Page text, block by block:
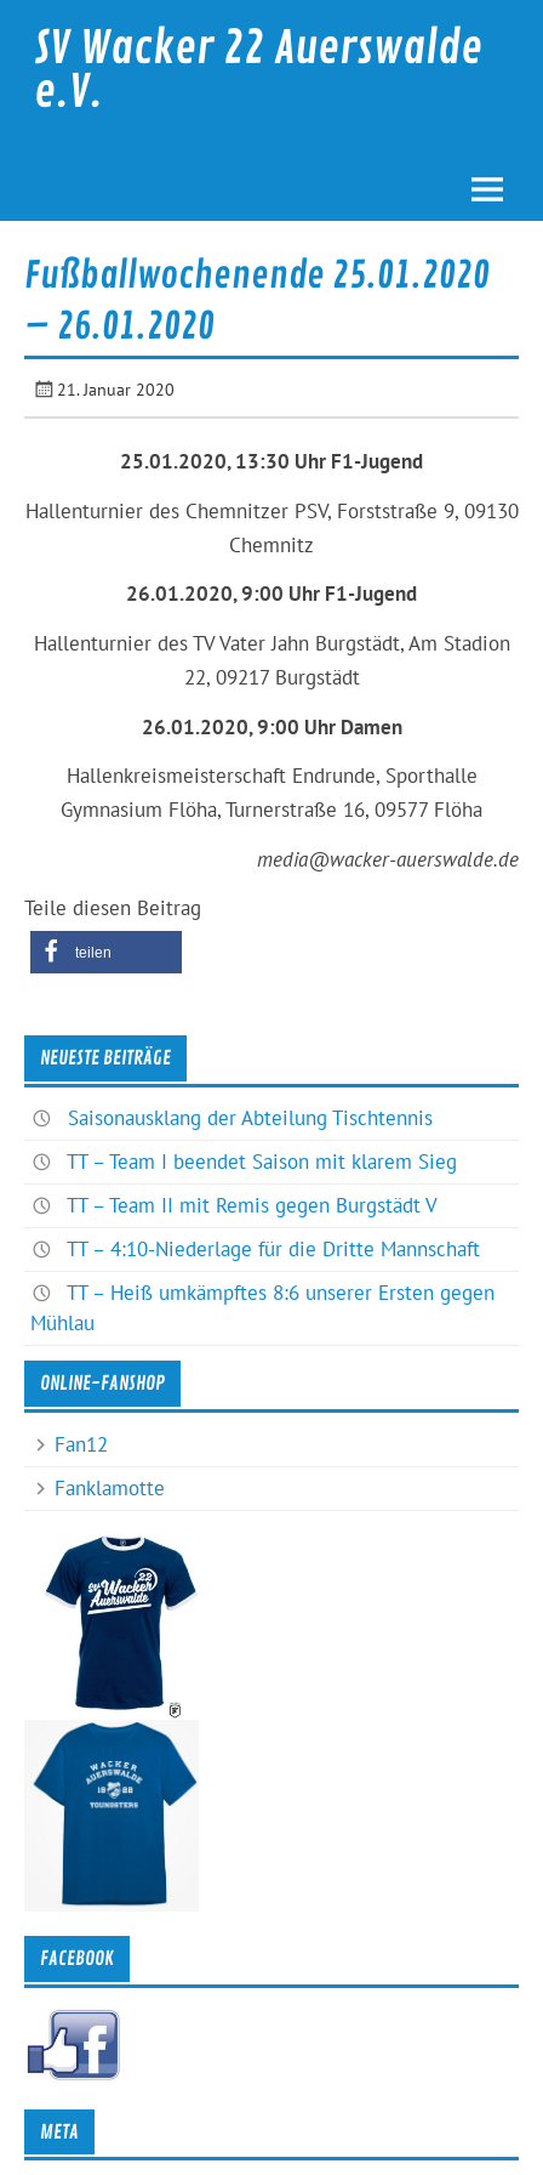
contentSV Wacker 22 Auerswalde
e.V.
Fußballwochenende 25.01.2020
– 26.01.2020
21. Januar 2020
25.01.2020, 13:30 Uhr F1-Jugend
Hallenturnier des Chemnitzer PSV, Forststraße 9, 09130
Chemnitz
26.01.2020, 9:00 Uhr F1-Jugend
Hallenturnier des TV Vater Jahn Burgstädt, Am Stadion
22, 09217 Burgstädt
26.01.2020, 9:00 Uhr Damen
Hallenkreismeisterschaft Endrunde, Sporthalle
Gymnasium Flöha, Turnerstraße 16, 09577 Flöha
media@wacker-auerswalde.de
Teile diesen Beitrag
teilen
NEUESTE BEITRÄGE
Saisonausklang der Abteilung Tischtennis
TT – Team I beendet Saison mit klarem Sieg
TT – Team II mit Remis gegen Burgstädt V
TT – 4:10-Niederlage für die Dritte Mannschaft
TT – Heiß umkämpftes 8:6 unserer Ersten gegen
Mühlau
ONLINE-FANSHOP
Fan12
Fanklamotte
FACEBOOK
META